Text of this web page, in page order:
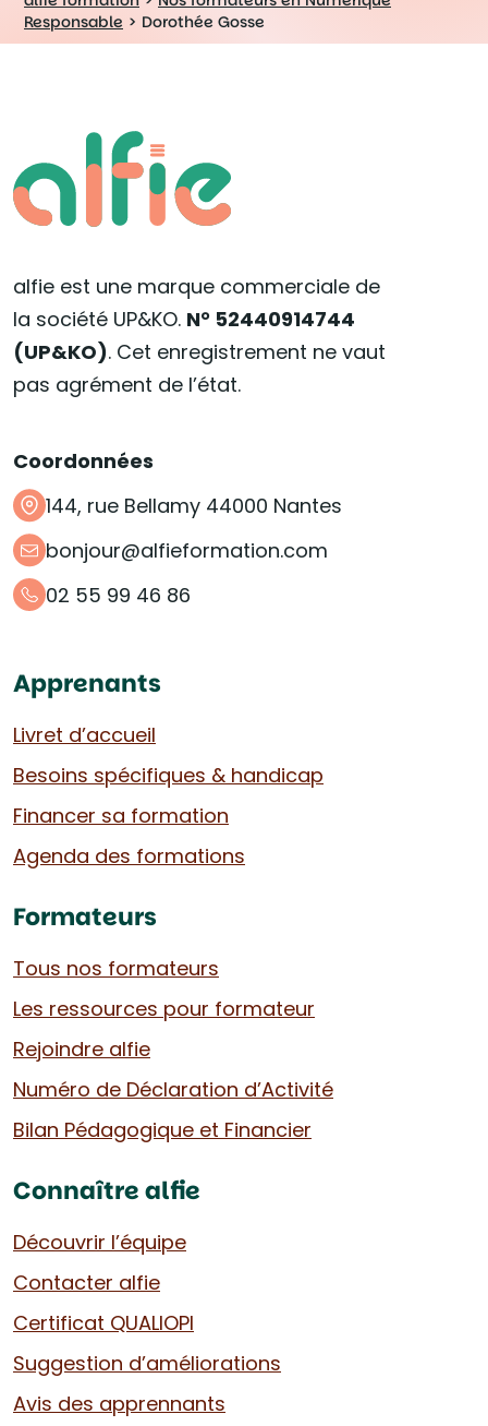
Responsable > Dorothée Gosse
alfie est une marque commerciale de
la société UP&KO. N° 52440914744
(UP&KO). Cet enregistrement ne vaut
pas agrément de l’état.
Coordonnées
144, rue Bellamy 44000 Nantes
bonjour@alfieformation.com
02 55 99 46 86
Apprenants
Livret d’accueil
Besoins spécifiques & handicap
Financer sa formation
Agenda des formations
Formateurs
Tous nos formateurs
Les ressources pour formateur
Rejoindre alfie
Numéro de Déclaration d’Activité
Bilan Pédagogique et Financier
Connaître alfie
Découvrir l’équipe
Contacter alfie
Certificat QUALIOPI
Suggestion d’améliorations
Avis des apprennants